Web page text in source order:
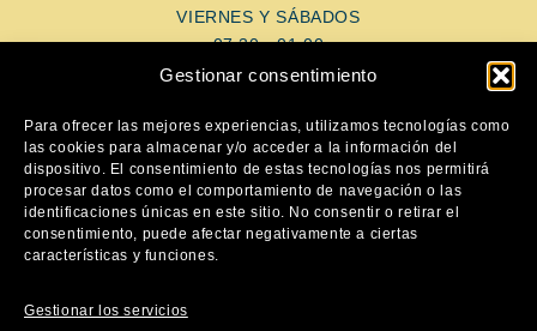
Gestionar consentimiento
Para ofrecer las mejores experiencias, utilizamos tecnologías como
las cookies para almacenar y/o acceder a la información del
dispositivo. El consentimiento de estas tecnologías nos permitirá
procesar datos como el comportamiento de navegación o las
identificaciones únicas en este sitio. No consentir o retirar el
consentimiento, puede afectar negativamente a ciertas
características y funciones.
Gestionar los servicios
VIERNES Y SÁBADOS
07:30 - 01:00
AYUDA
Aviso Legal
Política de privacidad
Política de cookies